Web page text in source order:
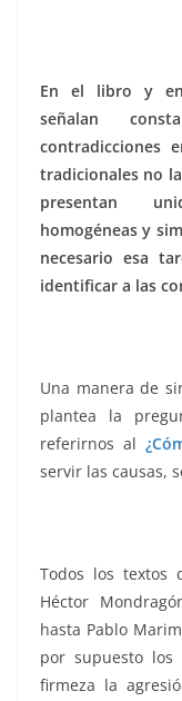
En el libro y
señalan
contradicciones
tradicionales no
presentan
homogéneas y
necesario esa
identificar a las
Una manera de
plantea la
referirnos al
servir las causas,
Todos los textos
Héctor
hasta Pablo
por supuesto los
firmeza la